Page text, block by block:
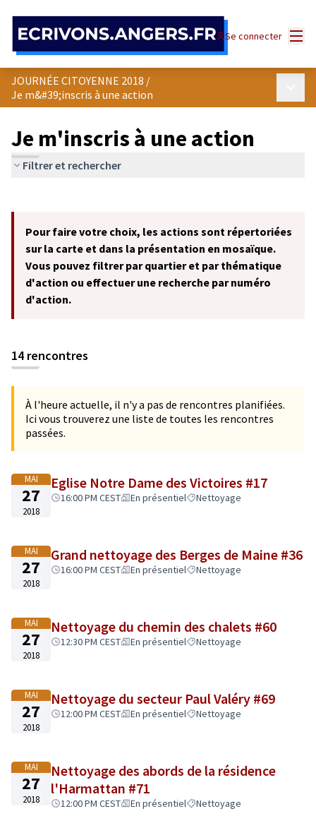
Se connecter
JOURNÉE CITOYENNE 2018 /
Je m&#39;inscris à une action
Je m'inscris à une action
Filtrer et rechercher
−
Pour faire votre choix, les actions sont répertoriées
sur la carte et dans la présentation en mosaïque.
Vous pouvez filtrer par quartier et par thématique
d'action ou effectuer une recherche par numéro
d'action.
14 rencontres
À l'heure actuelle, il n'y a pas de rencontres planifiées.
Ici vous trouverez une liste de toutes les rencontres
passées.
MAI
27
2018
Eglise Notre Dame des Victoires #17
16:00 PM CEST En présentiel Nettoyage
MAI
27
2018
Grand nettoyage des Berges de Maine #36
16:00 PM CEST En présentiel Nettoyage
MAI
27
2018
Nettoyage du chemin des chalets #60
12:30 PM CEST En présentiel Nettoyage
MAI
27
2018
Nettoyage du secteur Paul Valéry #69
12:00 PM CEST En présentiel Nettoyage
MAI
27
2018
Nettoyage des abords de la résidence
l'Harmattan #71
12:00 PM CEST En présentiel Nettoyage